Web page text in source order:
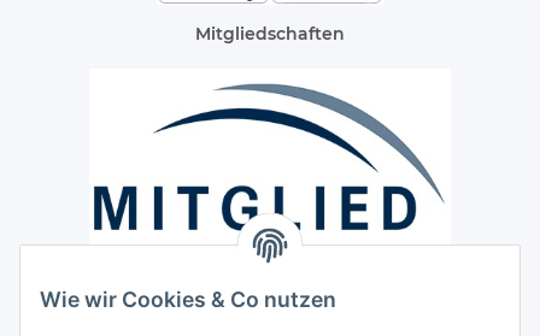
Wie wir Cookies & Co nutzen
Mitgliedschaften